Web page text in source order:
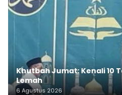
Khutbah Jumat: Kenali 10
Lemah
6 Agustus 2026